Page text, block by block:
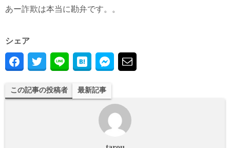
あー詐欺は本当に勘弁です。。
シェア
この記事の投稿者 最新記事